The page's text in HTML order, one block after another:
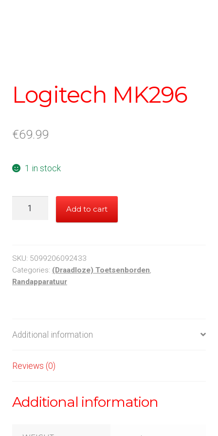
Logitech MK296
€69.99
1 in stock
Add to cart
SKU: 5099206092433
Categories: (Draadloze) Toetsenborden,
Randapparatuur
Additional information
Reviews (0)
Additional information